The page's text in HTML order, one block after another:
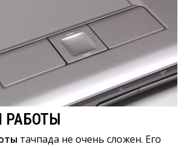
РАБОТЫ
тачпада не очень сложен. Его